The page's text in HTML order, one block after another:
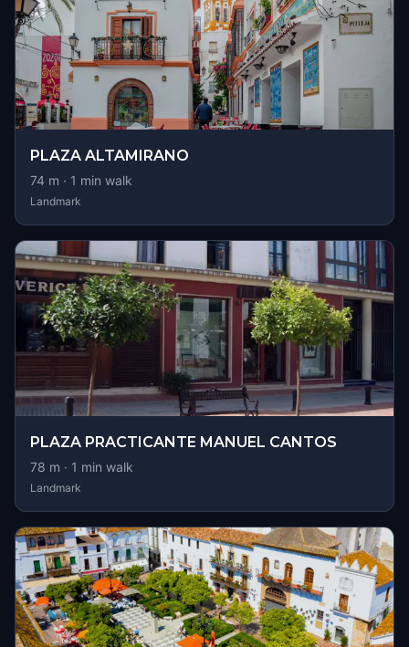
PLAZA ALTAMIRANO
74 m · 1 min walk
Landmark
PLAZA PRACTICANTE MANUEL CANTOS
78 m · 1 min walk
Landmark